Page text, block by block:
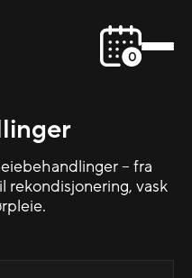
0
– fra
rekondisjonering, vask